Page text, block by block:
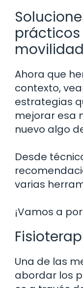
movilidad
Ahora que
contexto,
estrategias
mejorar esa
nuevo algo
Desde
varias
¡Vamos a
Una de las
abordar los